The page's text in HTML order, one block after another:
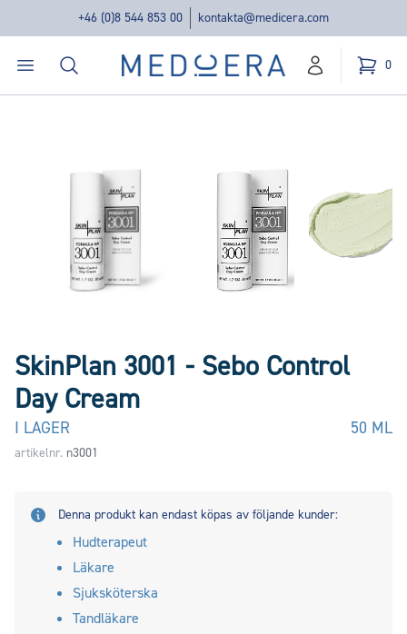
+46 (0)8 544 853 00 kontakta@medicera.com
Öppna menyn
Sök Medicera | New Medic Era AB konto Kundvagn
0
varor i
SkinPlan 3001 - Sebo Control
Day Cream
I LAGER 50 ML
artikelnr. n3001
Denna produkt kan endast köpas av följande kunder:
Hudterapeut
Läkare
Sjuksköterska
Tandläkare